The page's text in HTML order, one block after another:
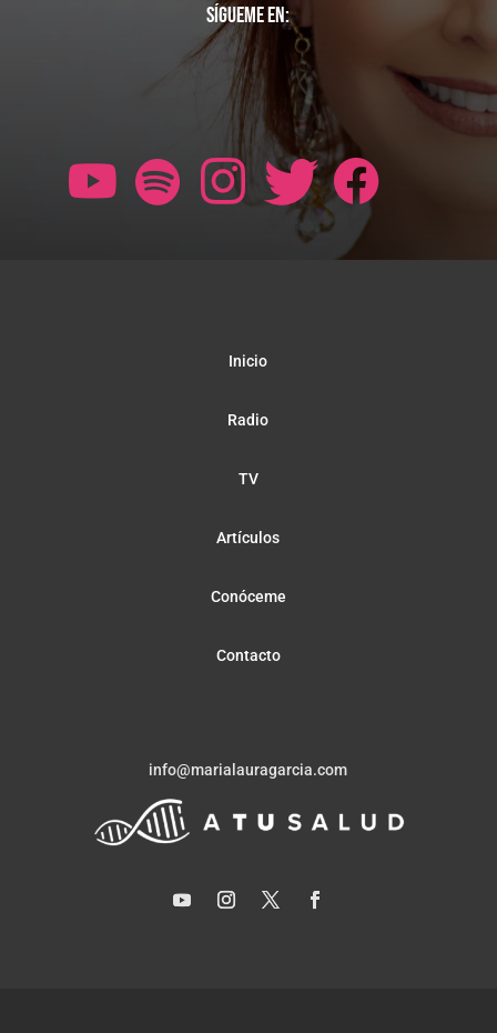
Sígueme en:
Inicio
Radio
TV
Artículos
Conóceme
Contacto
info@marialauragarcia.com